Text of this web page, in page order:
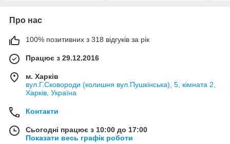
Про нас
100% позитивних з 318 відгуків за рік
Працює з 29.12.2016
м. Харків
вул.Г.Сковороди (колишня вул.Пушкінська), 5, кімната 2,
Харків, Україна
Контакти
Сьогодні працює з 10:00 до 17:00
Показати весь графік роботи